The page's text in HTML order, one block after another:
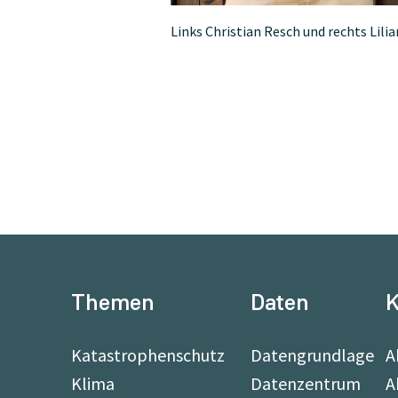
Links Christian Resch und rechts
Themen
Katastrophenschutz
Klima
Daten
Datengrundlage
Datenzentrum